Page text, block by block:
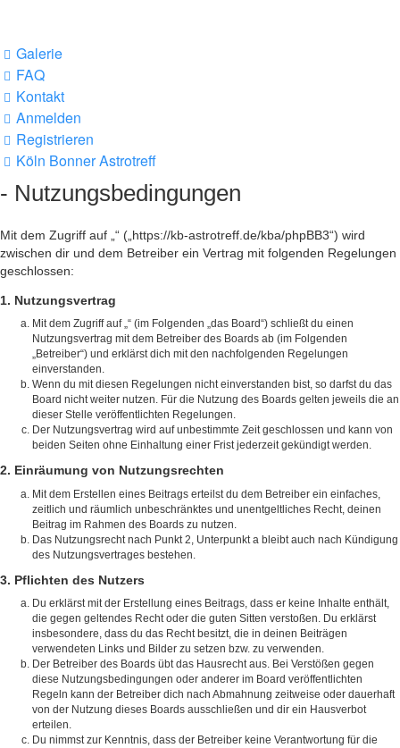
Galerie
FAQ
Kontakt
Anmelden
Registrieren
Köln Bonner Astrotreff
- Nutzungsbedingungen
Mit dem Zugriff auf „“ („https://kb-astrotreff.de/kba/phpBB3“) wird
zwischen dir und dem Betreiber ein Vertrag mit folgenden Regelungen
geschlossen:
1. Nutzungsvertrag
Mit dem Zugriff auf „“ (im Folgenden „das Board“) schließt du einen
Nutzungsvertrag mit dem Betreiber des Boards ab (im Folgenden
„Betreiber“) und erklärst dich mit den nachfolgenden Regelungen
einverstanden.
Wenn du mit diesen Regelungen nicht einverstanden bist, so darfst du das
Board nicht weiter nutzen. Für die Nutzung des Boards gelten jeweils die an
dieser Stelle veröffentlichten Regelungen.
Der Nutzungsvertrag wird auf unbestimmte Zeit geschlossen und kann von
beiden Seiten ohne Einhaltung einer Frist jederzeit gekündigt werden.
2. Einräumung von Nutzungsrechten
Mit dem Erstellen eines Beitrags erteilst du dem Betreiber ein einfaches,
zeitlich und räumlich unbeschränktes und unentgeltliches Recht, deinen
Beitrag im Rahmen des Boards zu nutzen.
Das Nutzungsrecht nach Punkt 2, Unterpunkt a bleibt auch nach Kündigung
des Nutzungsvertrages bestehen.
3. Pflichten des Nutzers
Du erklärst mit der Erstellung eines Beitrags, dass er keine Inhalte enthält,
die gegen geltendes Recht oder die guten Sitten verstoßen. Du erklärst
insbesondere, dass du das Recht besitzt, die in deinen Beiträgen
verwendeten Links und Bilder zu setzen bzw. zu verwenden.
Der Betreiber des Boards übt das Hausrecht aus. Bei Verstößen gegen
diese Nutzungsbedingungen oder anderer im Board veröffentlichten
Regeln kann der Betreiber dich nach Abmahnung zeitweise oder dauerhaft
von der Nutzung dieses Boards ausschließen und dir ein Hausverbot
erteilen.
Du nimmst zur Kenntnis, dass der Betreiber keine Verantwortung für die